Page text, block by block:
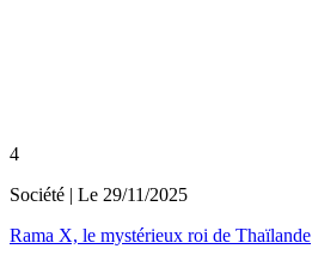
4
Société | Le 29/11/2025
Rama X, le mystérieux roi de Thaïlande